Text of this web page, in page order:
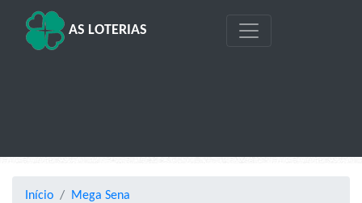
AS LOTERIAS
Início
Mega Sena